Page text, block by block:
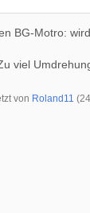
BG-Motro:
viel
von Roland11 (